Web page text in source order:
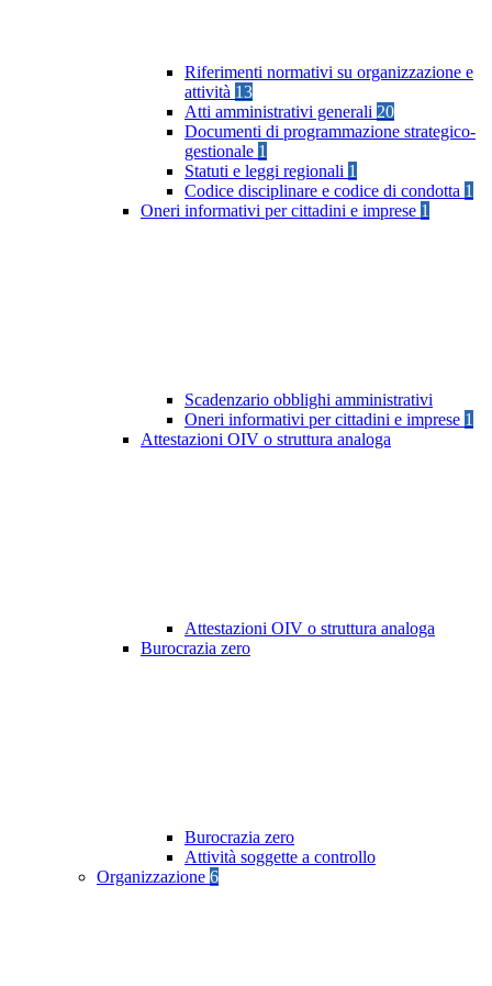
Riferimenti normativi su organizzazione e
attività 13
Atti amministrativi generali 20
Documenti di programmazione strategico-
gestionale 1
Statuti e leggi regionali 1
Codice disciplinare e codice di condotta 1
Oneri informativi per cittadini e imprese 1
Scadenzario obblighi amministrativi
Oneri informativi per cittadini e imprese 1
Attestazioni OIV o struttura analoga
Attestazioni OIV o struttura analoga
Burocrazia zero
Burocrazia zero
Attività soggette a controllo
Organizzazione 6